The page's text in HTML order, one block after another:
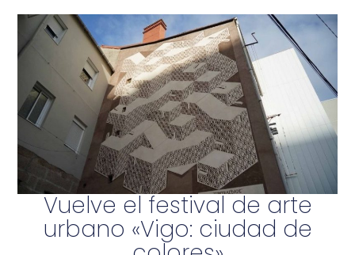
Vuelve el festival de arte
urbano «Vigo: ciudad de